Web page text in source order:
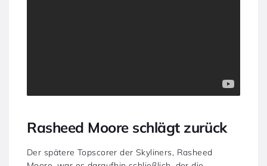
Rasheed Moore schlägt zurück
Der spätere Topscorer der Skyliners, Rasheed